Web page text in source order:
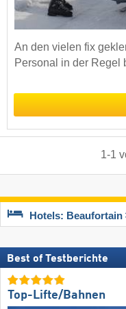
An den vielen fix
Personal in der
1-1
Hotels: Beaufortain
Best of Testberichte
Top-Lifte/Bahnen